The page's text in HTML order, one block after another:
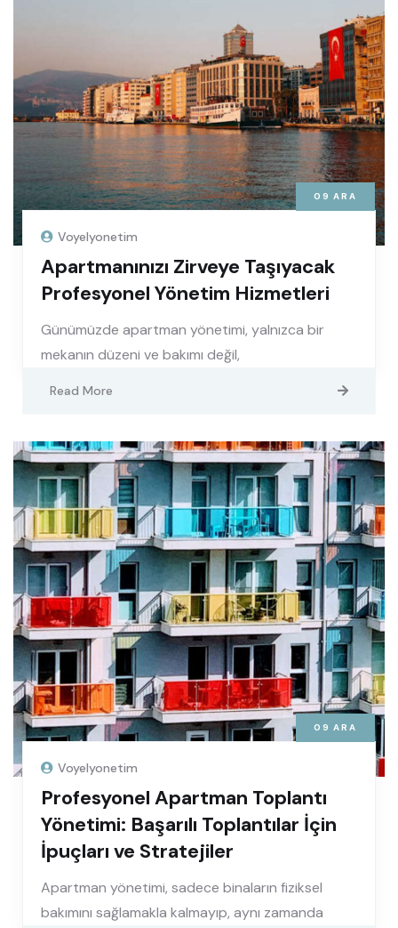
09 ARA
Voyelyonetim
Apartmanınızı Zirveye Taşıyacak
Profesyonel Yönetim Hizmetleri
Günümüzde apartman yönetimi, yalnızca bir
mekanın düzeni ve bakımı değil,
Read More
09 ARA
Voyelyonetim
Profesyonel Apartman Toplantı
Yönetimi: Başarılı Toplantılar İçin
İpuçları ve Stratejiler
Apartman yönetimi, sadece binaların fiziksel
bakımını sağlamakla kalmayıp, aynı zamanda